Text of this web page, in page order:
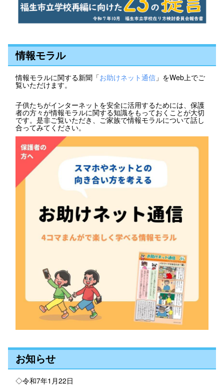
情報モラル
情報モラルに関する新聞「お助けネット通信 」をWeb上でご
覧いただけます。
子供たちがインターネットを安全に活用するためには、保護
者の方々が情報モラルに関する知識をもっておくことが大切
です。是非ご覧いただき、ご家族で情報モラルについて話し
合ってみてください。
お知らせ
◇令和7年1月22日